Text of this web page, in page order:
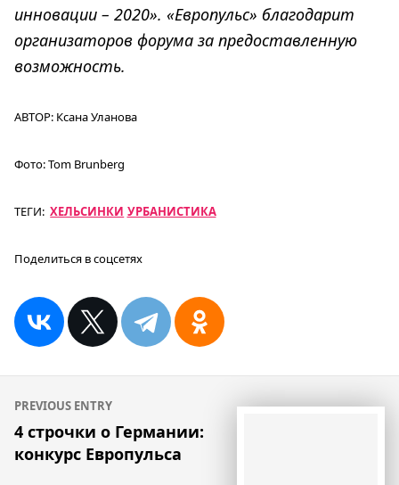
инновации – 2020». «Европульс» благодарит
организаторов форума за предоставленную
возможность.
АВТОР: Ксана Уланова
Фото:Tom Brunberg
ТЕГИ: ХЕЛЬСИНКИ УРБАНИСТИКА
Поделиться в соцсетях
Навигация
по
записям
PREVIOUS ENTRY
4 строчки о Германии:
конкурс Европульса